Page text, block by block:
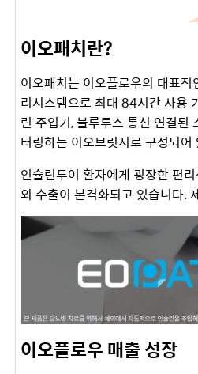
이오패치란?
이오패치는 이오플로우의 대표
리시스템으로 최대 84시간 사용
린 주입기, 블루투스 통신 연결된
터링하는 이오브릿지로 구성되어
인슐린투여 환자에게 굉장한 편
외 수출이 본격화되고 있습니다
이오플로우 매출 성장